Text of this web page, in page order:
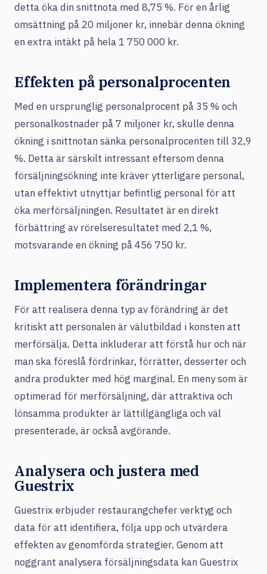
detta öka din snittnota med 8,75 %. För en årlig
omsättning på 20 miljoner kr, innebär denna ökning
en extra intäkt på hela 1 750 000 kr.
Effekten på personalprocenten
Med en ursprunglig personalprocent på 35 % och
personalkostnader på 7 miljoner kr, skulle denna
ökning i snittnotan sänka personalprocenten till 32,9
%. Detta är särskilt intressant eftersom denna
försäljningsökning inte kräver ytterligare personal,
utan effektivt utnyttjar befintlig personal för att
öka merförsäljningen. Resultatet är en direkt
förbättring av rörelseresultatet med 2,1 %,
motsvarande en ökning på 456 750 kr.
Implementera förändringar
För att realisera denna typ av förändring är det
kritiskt att personalen är välutbildad i konsten att
merförsälja. Detta inkluderar att förstå hur och när
man ska föreslå fördrinkar, förrätter, desserter och
andra produkter med hög marginal. En meny som är
optimerad för merförsäljning, där attraktiva och
lönsamma produkter är lättillgängliga och väl
presenterade, är också avgörande.
Analysera och justera med
Guestrix
Guestrix erbjuder restaurangchefer verktyg och
data för att identifiera, följa upp och utvärdera
effekten av genomförda strategier. Genom att
noggrant analysera försäljningsdata kan Guestrix